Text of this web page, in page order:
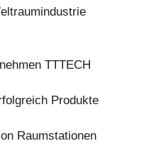
TTTECH
Produkte
Raumstationen